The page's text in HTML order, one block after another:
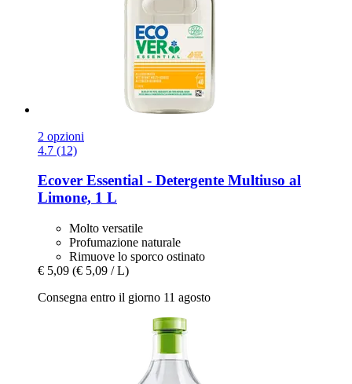
2 opzioni
4.7 (12)
Ecover Essential -​ Detergente Multiuso al
Limone, 1 L
Molto versatile
Profumazione naturale
Rimuove lo sporco ostinato
€ 5,09 (€ 5,09 / L)
Consegna entro il giorno 11 agosto